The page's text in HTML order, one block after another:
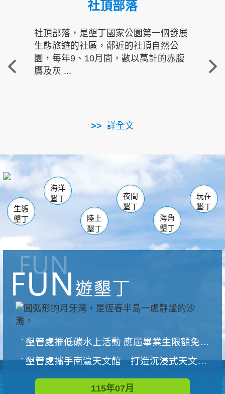
社頂部落
社頂部落，是墾丁國家公園第一個發展
生態旅遊的社區，鄰近的社頂自然公
園，每年9、10月間，數以萬計的赤腹
鷹及灰 ...
詳全文
重
走進
南仁湖
海生館
恆春 佳樂水
龍鑾潭自然中心 森林遊樂區
瓊麻館
關山 墾管處遊客中心
社頂公園 風吹沙
船帆石
白砂 龍磐公園
香蕉灣
砂島
鵝鑾鼻
生態
墾丁
海洋
墾丁
陸上
墾丁
夜間
墾丁
海角
墾丁
玩在
墾丁
墾管處推低碳水上活動 應屆畢業生限額免費參加
墾管處攜手南瀛天文館 打造沉浸式天文探索營隊
115年07月